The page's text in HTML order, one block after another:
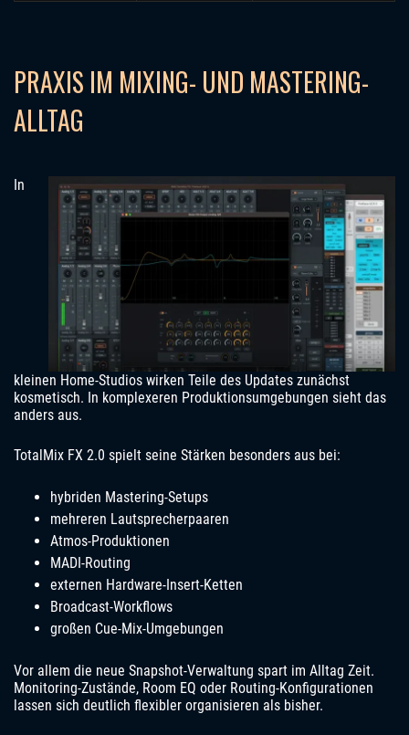
PRAXIS IM MIXING- UND MASTERING-
ALLTAG
In
kleinen Home-Studios wirken Teile des Updates zunächst
kosmetisch. In komplexeren Produktionsumgebungen sieht das
anders aus.
TotalMix FX 2.0 spielt seine Stärken besonders aus bei:
hybriden Mastering-Setups
mehreren Lautsprecherpaaren
Atmos-Produktionen
MADI-Routing
externen Hardware-Insert-Ketten
Broadcast-Workflows
großen Cue-Mix-Umgebungen
Vor allem die neue Snapshot-Verwaltung spart im Alltag Zeit.
Monitoring-Zustände, Room EQ oder Routing-Konfigurationen
lassen sich deutlich flexibler organisieren als bisher.